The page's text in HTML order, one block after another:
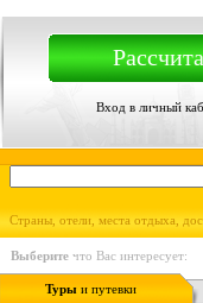
Вход в личный
Страны, отели, места отдыха,
Выберите что Вас интересует:
Туры и путевки